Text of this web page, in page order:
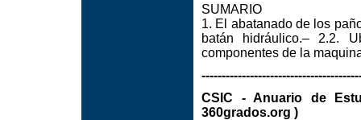
SUMARIO
1. El abatanado de los
batán hidráulico.– 2.2.
componentes de la
CSIC - Anuario de
360grados.org )